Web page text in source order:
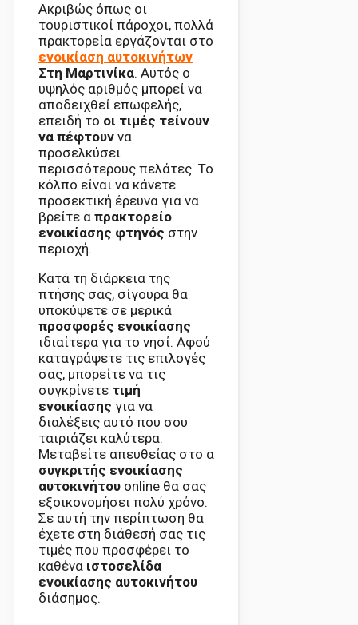
Ακριβώς όπως οι
τουριστικοί πάροχοι, πολλά
πρακτορεία εργάζονται στο
ενοικίαση αυτοκινήτων
Στη Μαρτινίκα. Αυτός ο
υψηλός αριθμός μπορεί να
αποδειχθεί επωφελής,
επειδή το οι τιμές τείνουν
να πέφτουν να
προσελκύσει
περισσότερους πελάτες. Το
κόλπο είναι να κάνετε
προσεκτική έρευνα για να
βρείτε α πρακτορείο
ενοικίασης φτηνός στην
περιοχή.
Κατά τη διάρκεια της
πτήσης σας, σίγουρα θα
υποκύψετε σε μερικά
προσφορές ενοικίασης
ιδιαίτερα για το νησί. Αφού
καταγράψετε τις επιλογές
σας, μπορείτε να τις
συγκρίνετε τιμή
ενοικίασης για να
διαλέξεις αυτό που σου
ταιριάζει καλύτερα.
Μεταβείτε απευθείας στο α
συγκριτής ενοικίασης
αυτοκινήτου online θα σας
εξοικονομήσει πολύ χρόνο.
Σε αυτή την περίπτωση θα
έχετε στη διάθεσή σας τις
τιμές που προσφέρει το
καθένα ιστοσελίδα
ενοικίασης αυτοκινήτου
διάσημος.